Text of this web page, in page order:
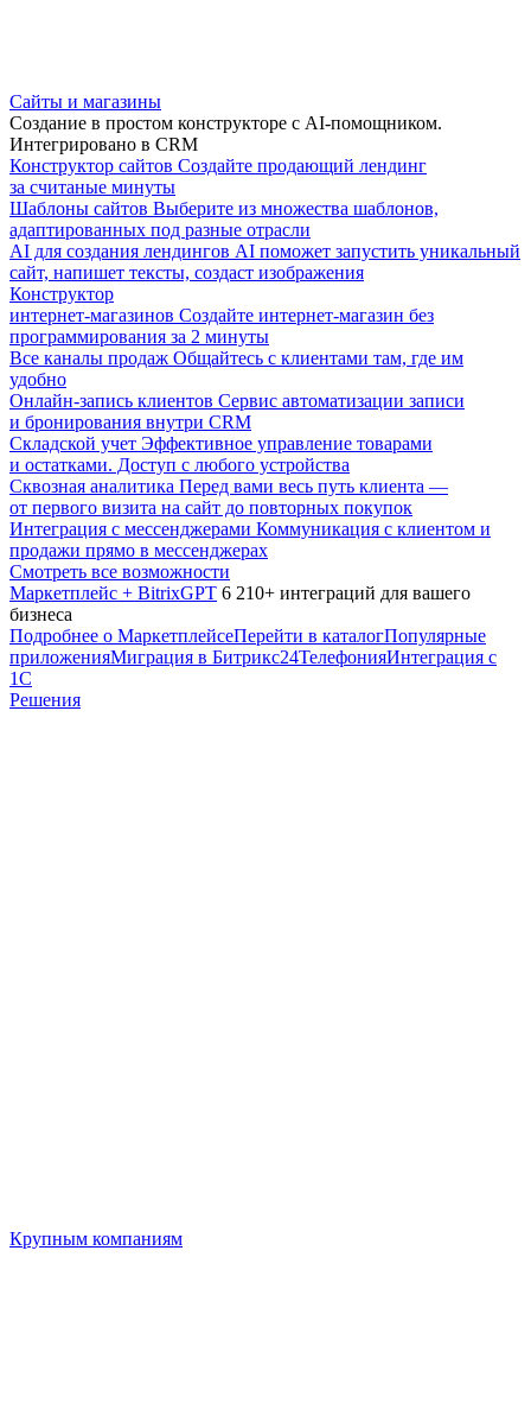
Сайты и магазины
Создание в простом конструкторе с AI-помощником.
Интегрировано в CRM
Конструктор сайтов Создайте продающий лендинг
за считаные минуты
Шаблоны сайтов Выберите из множества шаблонов,
адаптированных под разные отрасли
AI для создания лендингов AI поможет запустить уникальный
сайт, напишет тексты, создаст изображения
Конструктор
интернет-магазинов Создайте интернет-магазин без
программирования за 2 минуты
Все каналы продаж Общайтесь с клиентами там, где им
удобно
Онлайн-запись клиентов Сервис автоматизации записи
и бронирования внутри CRM
Складской учет Эффективное управление товарами
и остатками. Доступ с любого устройства
Сквозная аналитика Перед вами весь путь клиента —
от первого визита на сайт до повторных покупок
Интеграция с мессенджерами Коммуникация с клиентом и
продажи прямо в мессенджерах
Смотреть все возможности
Маркетплейс + BitrixGPT 6 210+ интеграций для вашего
бизнеса
Подробнее о МаркетплейсеПерейти в каталогПопулярные
приложенияМиграция в Битрикс24ТелефонияИнтеграция с
1С
Решения
Крупным компаниям